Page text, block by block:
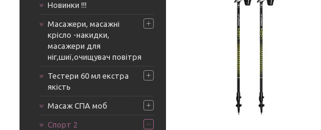
Новинки !!!
Масажери, масажні
крісло -накидки,
масажери для
ніг,шиї,очищувач повітря
Тестери 60 мл екстра
якість
Масаж СПА моб
Спорт 2